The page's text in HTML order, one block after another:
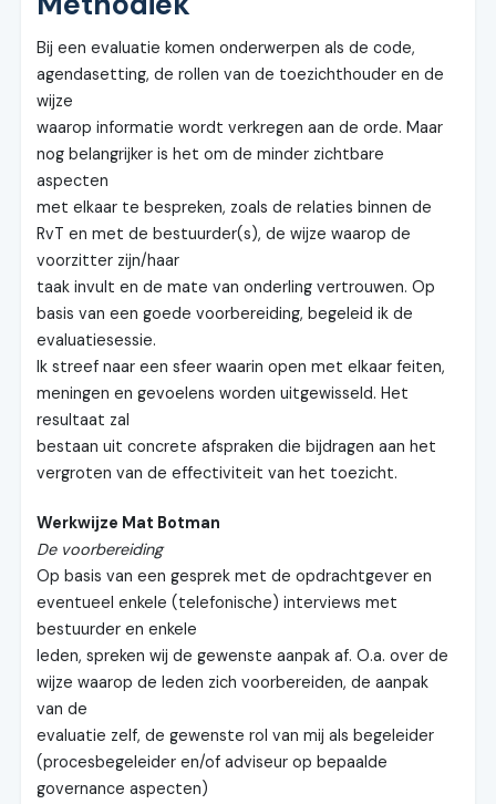
Bij een evaluatie komen onderwerpen als de code,
agendasetting, de rollen van de toezichthouder en de
wijze
waarop informatie wordt verkregen aan de orde. Maar
nog belangrijker is het om de minder zichtbare
aspecten
met elkaar te bespreken, zoals de relaties binnen de
RvT en met de bestuurder(s), de wijze waarop de
voorzitter zijn/haar
taak invult en de mate van onderling vertrouwen. Op
basis van een goede voorbereiding, begeleid ik de
evaluatiesessie.
Ik streef naar een sfeer waarin open met elkaar feiten,
meningen en gevoelens worden uitgewisseld. Het
resultaat zal
bestaan uit concrete afspraken die bijdragen aan het
vergroten van de effectiviteit van het toezicht.
Werkwijze Mat Botman
De voorbereiding
Op basis van een gesprek met de opdrachtgever en
eventueel enkele (telefonische) interviews met
bestuurder en enkele
leden, spreken wij de gewenste aanpak af. O.a. over de
wijze waarop de leden zich voorbereiden, de aanpak
van de
evaluatie zelf, de gewenste rol van mij als begeleider
(procesbegeleider en/of adviseur op bepaalde
governance aspecten)